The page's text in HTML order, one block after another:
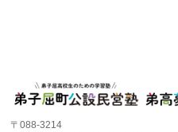
〒088-3214